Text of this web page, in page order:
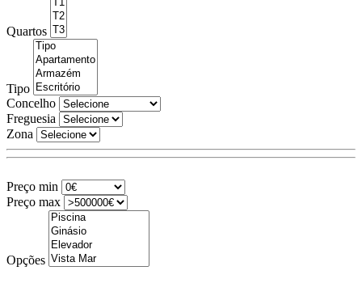
Quartos
Tipo
Concelho
Freguesia
Zona
Preço min
Preço max
Opções